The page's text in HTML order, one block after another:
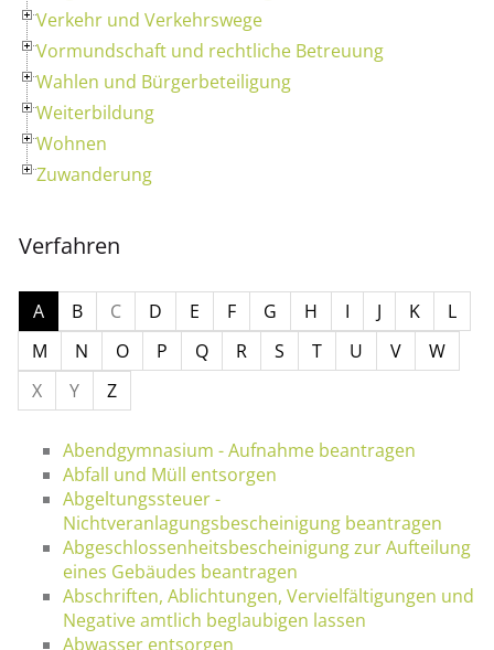
Verkehr und Verkehrswege
Vormundschaft und rechtliche Betreuung
Wahlen und Bürgerbeteiligung
Weiterbildung
Wohnen
Zuwanderung
Verfahren
A B C D E F G H I J K
L
M
N O P Q R S T U V
W
X
Y Z
Abendgymnasium - Aufnahme beantragen
Abfall und Müll entsorgen
Abgeltungssteuer -
Nichtveranlagungsbescheinigung beantragen
Abgeschlossenheitsbescheinigung zur Aufteilung
eines Gebäudes beantragen
Abschriften, Ablichtungen, Vervielfältigungen und
Negative amtlich beglaubigen lassen
Abwasser entsorgen